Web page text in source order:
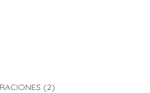
(2)